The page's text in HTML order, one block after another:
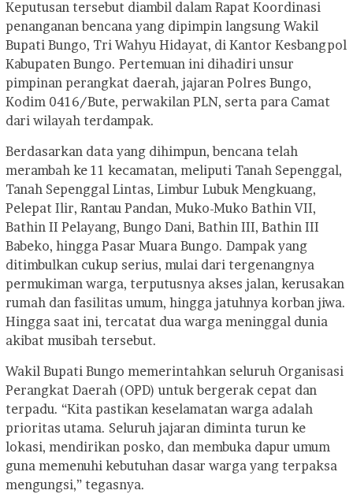
Keputusan tersebut diambil dalam Rapat Koordinasi
penanganan bencana yang dipimpin langsung Wakil
Bupati Bungo, Tri Wahyu Hidayat, di Kantor Kesbangpol
Kabupaten Bungo. Pertemuan ini dihadiri unsur
pimpinan perangkat daerah, jajaran Polres Bungo,
Kodim 0416/Bute, perwakilan PLN, serta para Camat
dari wilayah terdampak.
Berdasarkan data yang dihimpun, bencana telah
merambah ke 11 kecamatan, meliputi Tanah Sepenggal,
Tanah Sepenggal Lintas, Limbur Lubuk Mengkuang,
Pelepat Ilir, Rantau Pandan, Muko-Muko Bathin VII,
Bathin II Pelayang, Bungo Dani, Bathin III, Bathin III
Babeko, hingga Pasar Muara Bungo. Dampak yang
ditimbulkan cukup serius, mulai dari tergenangnya
permukiman warga, terputusnya akses jalan, kerusakan
rumah dan fasilitas umum, hingga jatuhnya korban jiwa.
Hingga saat ini, tercatat dua warga meninggal dunia
akibat musibah tersebut.
Wakil Bupati Bungo memerintahkan seluruh Organisasi
Perangkat Daerah (OPD) untuk bergerak cepat dan
terpadu. “Kita pastikan keselamatan warga adalah
prioritas utama. Seluruh jajaran diminta turun ke
lokasi, mendirikan posko, dan membuka dapur umum
guna memenuhi kebutuhan dasar warga yang terpaksa
mengungsi,” tegasnya.